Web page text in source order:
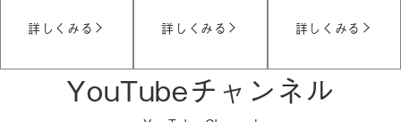
詳しくみる 詳しくみる 詳しくみる
YouTubeチャンネル